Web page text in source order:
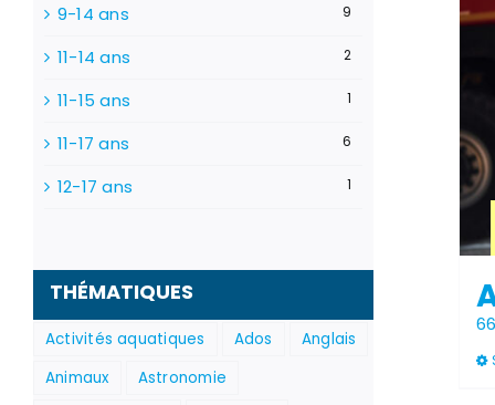
9-14 ans 9
11-14 ans 2
11-15 ans 1
11-17 ans 6
12-17 ans 1
THÉMATIQUES
Activités aquatiques Ados
Anglais
Animaux
Astronomie